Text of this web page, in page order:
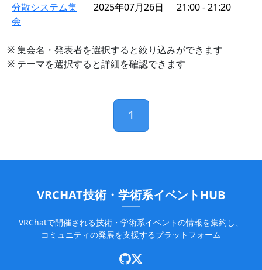
分散システム集
会
2025年07月26日 21:00 - 21:20
※ 集会名・発表者を選択すると絞り込みができます
※ テーマを選択すると詳細を確認できます
1
VRCHAT技術・学術系イベントHUB
VRChatで開催される技術・学術系イベントの情報を集約し、
コミュニティの発展を支援するプラットフォーム